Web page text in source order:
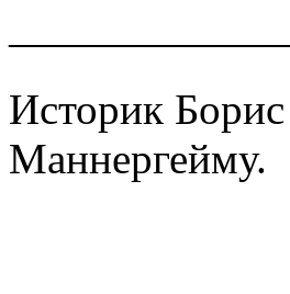
Историк
Маннергейму.